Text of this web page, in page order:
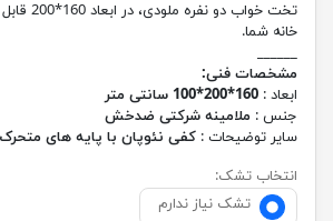
تخت خواب
خانه شما.
______
مشخصات فنی:
ابعاد : 160*200*100 سانتی متر
جنس : ملامینه شرکتی ضدخش
سایر توضیحات : کفی نئوپان با پایه های متحرک
انتخاب تشک:
تشک نیاز ندارم